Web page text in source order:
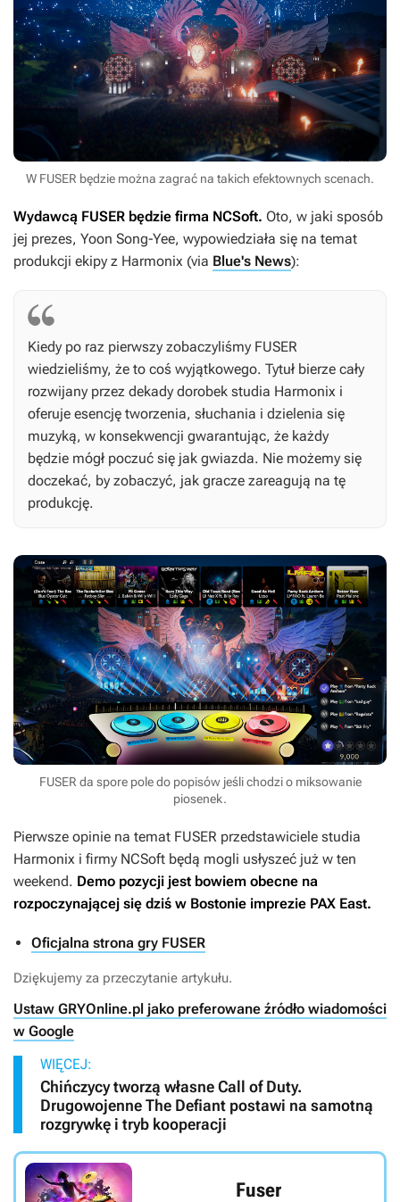
W FUSER będzie można zagrać na takich efektownych scenach.
Wydawcą FUSER będzie firma NCSoft. Oto, w jaki sposób
jej prezes, Yoon Song-Yee, wypowiedziała się na temat
produkcji ekipy z Harmonix (via Blue's News):
Kiedy po raz pierwszy zobaczyliśmy FUSER
wiedzieliśmy, że to coś wyjątkowego. Tytuł bierze cały
rozwijany przez dekady dorobek studia Harmonix i
oferuje esencję tworzenia, słuchania i dzielenia się
muzyką, w konsekwencji gwarantując, że każdy
będzie mógł poczuć się jak gwiazda. Nie możemy się
doczekać, by zobaczyć, jak gracze zareagują na tę
produkcję.
FUSER da spore pole do popisów jeśli chodzi o miksowanie
piosenek.
Pierwsze opinie na temat FUSER przedstawiciele studia
Harmonix i firmy NCSoft będą mogli usłyszeć już w ten
weekend. Demo pozycji jest bowiem obecne na
rozpoczynającej się dziś w Bostonie imprezie PAX East.
Oficjalna strona gry FUSER
Dziękujemy za przeczytanie artykułu.
Ustaw GRYOnline.pl jako preferowane źródło wiadomości
w Google
WIĘCEJ:
Chińczycy tworzą własne Call of Duty.
Drugowojenne The Defiant postawi na samotną
rozgrywkę i tryb kooperacji
Fuser